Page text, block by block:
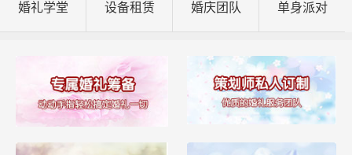
婚礼学堂 设备租赁 婚庆团队 单身派对